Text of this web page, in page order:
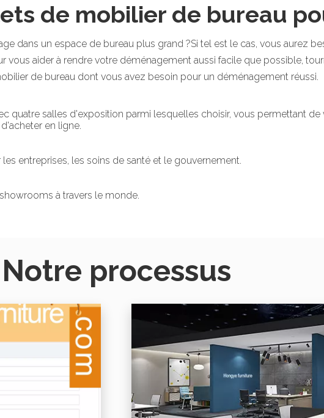
de mobilier de bureau
dans un espace de bureau plus grand ?Si tel est le cas, vous aurez
vous aider à rendre votre déménagement aussi facile que possible,
de bureau dont vous avez besoin pour un déménagement réussi.
quatre salles d'exposition parmi lesquelles choisir, vous permettant
en ligne.
entreprises, les soins de santé et le gouvernement.
à travers le monde.
Notre processus